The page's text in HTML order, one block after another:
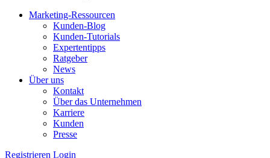
Marketing-Ressourcen
Kunden-Blog
Kunden-Tutorials
Expertentipps
Ratgeber
News
Über uns
Kontakt
Über das Unternehmen
Karriere
Kunden
Presse
Registrieren Login